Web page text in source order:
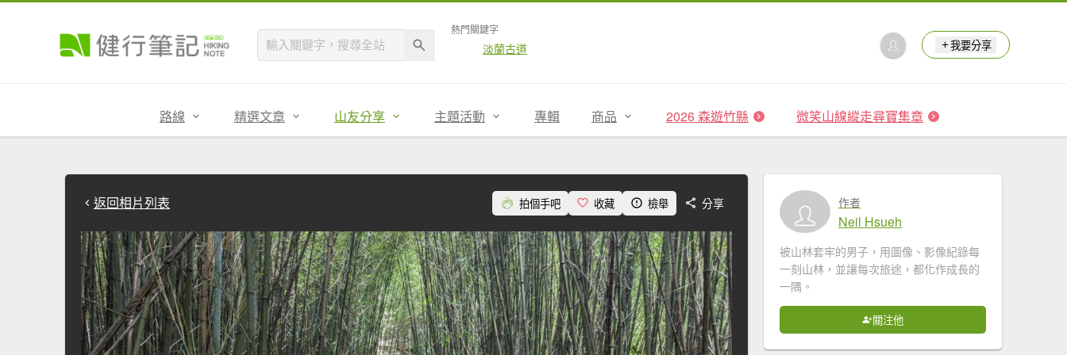
熱門關鍵字
淡蘭古道 我要分享
路線 精選文章 山友分享 主題活動 專輯 商品 2026 森遊竹縣 微笑山線縱走尋寶集章
返回相片列表 拍個手吧 收藏 檢舉 分享 作者
Neil Hsueh
被山林套牢的男子，用圖像、影像紀錄每
一刻山林，並讓每次旅途，都化作成長的
一隅。
關注他